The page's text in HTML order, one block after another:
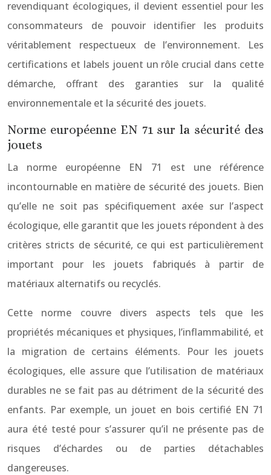
revendiquant écologiques, il devient essentiel pour les
consommateurs de pouvoir identifier les produits
véritablement respectueux de l’environnement. Les
certifications et labels jouent un rôle crucial dans cette
démarche, offrant des garanties sur la qualité
environnementale et la sécurité des jouets.
Norme européenne EN 71 sur la sécurité des
jouets
La norme européenne EN 71 est une référence
incontournable en matière de sécurité des jouets. Bien
qu’elle ne soit pas spécifiquement axée sur l’aspect
écologique, elle garantit que les jouets répondent à des
critères stricts de sécurité, ce qui est particulièrement
important pour les jouets fabriqués à partir de
matériaux alternatifs ou recyclés.
Cette norme couvre divers aspects tels que les
propriétés mécaniques et physiques, l’inflammabilité, et
la migration de certains éléments. Pour les jouets
écologiques, elle assure que l’utilisation de matériaux
durables ne se fait pas au détriment de la sécurité des
enfants. Par exemple, un jouet en bois certifié EN 71
aura été testé pour s’assurer qu’il ne présente pas de
risques d’échardes ou de parties détachables
dangereuses.